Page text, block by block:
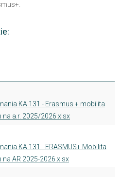
KA 131 - Erasmus + mobilita
na a.r. 2025/2026.xlsx
KA 131 - ERASMUS+ Mobilita
AR 2025-2026.xlsx